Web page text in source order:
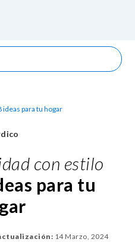
para tu hogar
con estilo
para tu
14 Marzo, 2024